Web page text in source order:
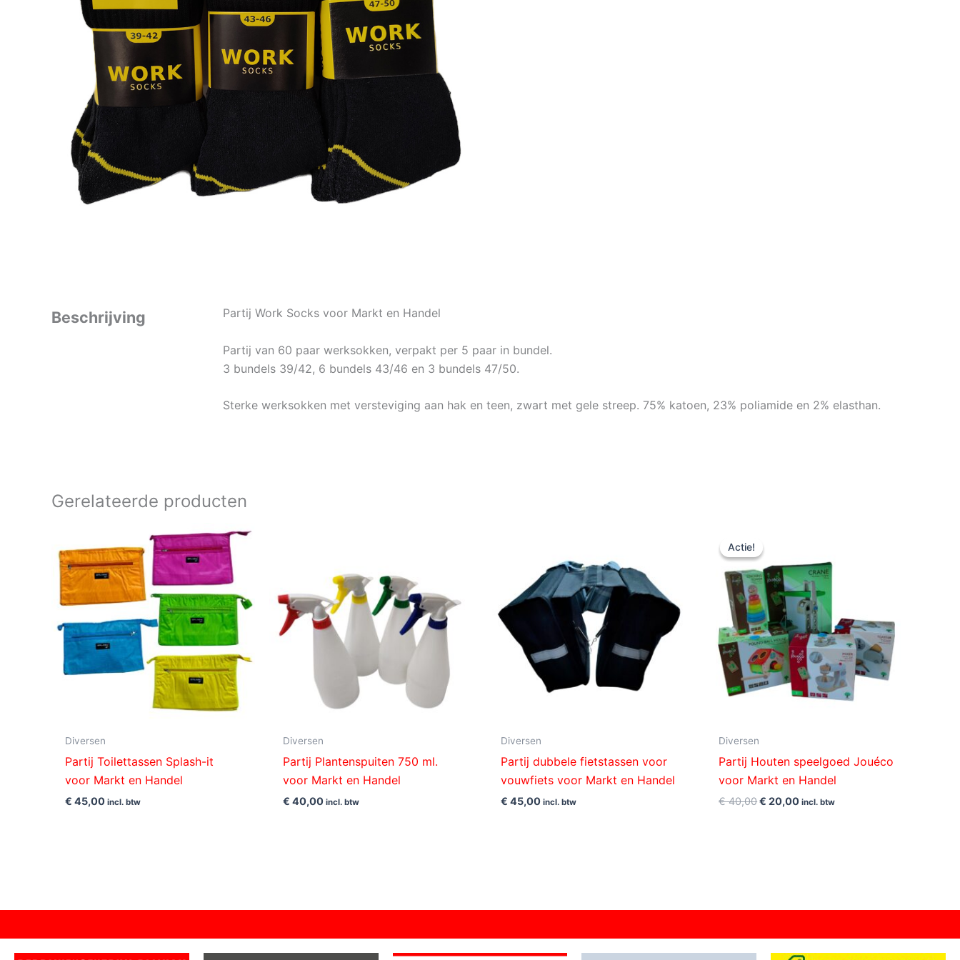
Beschrijving Partij Work Socks voor Markt en Handel
Partij van 60 paar werksokken, verpakt per 5 paar in bundel.
3 bundels 39/42, 6 bundels 43/46 en 3 bundels 47/50.
Sterke werksokken met versteviging aan hak en teen, zwart met gele streep. 75% katoen, 23% poliamide en 2% elasthan.
Gerelateerde producten
Diversen
Partij Toilettassen Splash-it
voor Markt en Handel
€ 45,00 incl. btw
Diversen
Partij Plantenspuiten 750 ml.
voor Markt en Handel
€ 40,00 incl. btw
Diversen
Partij dubbele fietstassen voor
vouwfiets voor Markt en Handel
€ 45,00 incl. btw
Actie!
Actie!
Diversen
Partij Houten speelgoed Jouéco
voor Markt en Handel
€40,00
was:
€ 40,00.
€ 20,00
€ 20,00.
incl. btw